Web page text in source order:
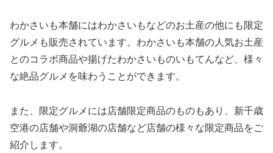
わかさいも本舗にはわかさいもなどのお土産の他にも限定
グルメも販売されています。わかさいも本舗の人気お土産
とのコラボ商品や揚げたわかさいものいもてんなど、様々
な絶品グルメを味わうことができます。
また、限定グルメには店舗限定商品のものもあり、新千歳
空港の店舗や洞爺湖の店舗など店舗の様々な限定商品をご
紹介します。